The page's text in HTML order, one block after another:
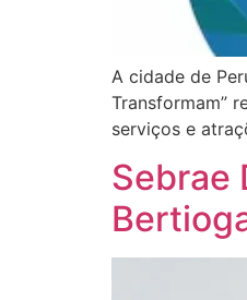
A cidade de
Transformam”
serviços e
Sebrae